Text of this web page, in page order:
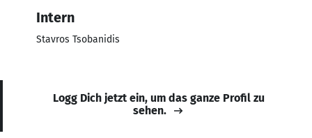
Intern
Stavros Tsobanidis
Logg Dich jetzt ein, um das ganze Profil zu
sehen.